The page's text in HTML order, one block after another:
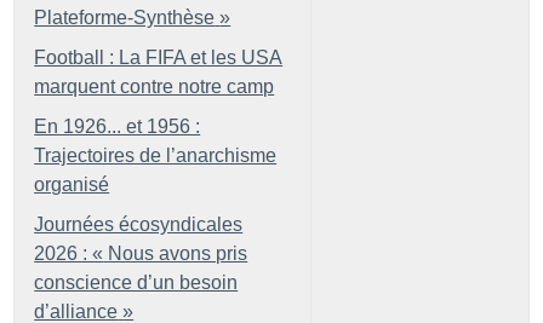
Plateforme-Synthèse »
Football : La FIFA et les USA
marquent contre notre camp
En 1926... et 1956 :
Trajectoires de l’anarchisme
organisé
Journées écosyndicales
2026 : « Nous avons pris
conscience d’un besoin
d’alliance »